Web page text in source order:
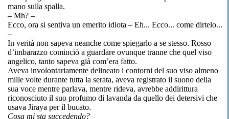
mano sulla spalla.
– Mh? –
Ecco, ora si sentiva un emerito idiota – Eh... Ecco... come dirtelo...
–
In verità non sapeva neanche come spiegarlo a se stesso. Rosso
d’imbarazzo cominciò a guardare ovunque tranne che quel viso
angelico, tanto sapeva già com’era fatto.
Aveva involontariamente delineato i contorni del suo viso almeno
mille volte durante tutta la serata, aveva registrato il suono della
sua voce mentre parlava, mentre rideva, avrebbe addirittura
riconosciuto il suo profumo di lavanda da quello dei detersivi che
usava Jiraya per il bucato.
Cosa mi sta succedendo?